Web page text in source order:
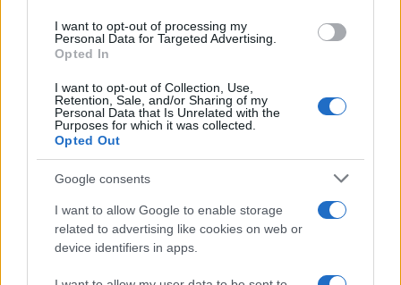
I want to opt-out of processing my
Personal Data for Targeted Advertising.
Opted In
I want to opt-out of Collection, Use,
Retention, Sale, and/or Sharing of my
Personal Data that Is Unrelated with the
Purposes for which it was collected.
Opted Out
Google consents
I want to allow Google to enable storage
related to advertising like cookies on web or
device identifiers in apps.
H Βαλέρια Χοψονίδου βάφτισε τον μονάκριβο
09.08.2026